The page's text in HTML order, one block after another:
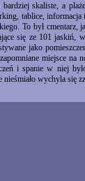
skaliste, a
tablice,
To był cmentarz,
się ze 101 jaskiń,
jako
miejsce
i spanie w niej
nieśmiało wychyla się